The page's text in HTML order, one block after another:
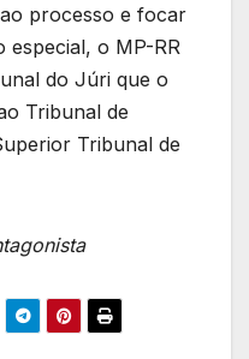
processo e focar
especial, o MP-RR
do Júri que o
Tribunal de
Tribunal de